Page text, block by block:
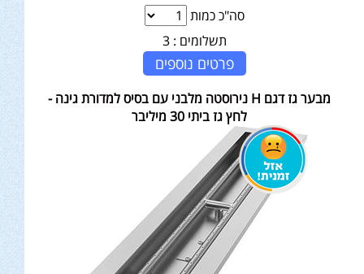
סה"כ כמות
תשלומים : 3
פרטים נוספים
מבער גז דגם H נירוסטה מלבני עם בסיס למדורת גינה -
לחץ גז ביתי 30 מיליבר